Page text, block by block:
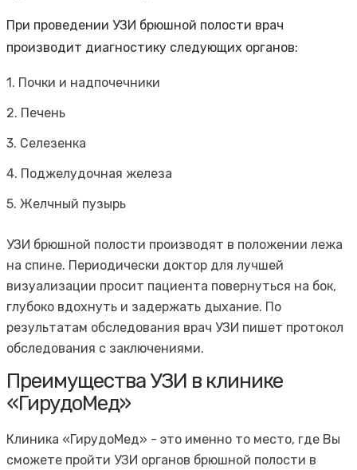
При проведении УЗИ брюшной полости врач
производит диагностику следующих органов:
1. Почки и надпочечники
2. Печень
3. Селезенка
4. Поджелудочная железа
5. Желчный пузырь
УЗИ брюшной полости производят в положении лежа
на спине. Периодически доктор для лучшей
визуализации просит пациента повернуться на бок,
глубоко вдохнуть и задержать дыхание. По
результатам обследования врач УЗИ пишет протокол
обследования с заключениями.
Преимущества УЗИ в клинике
«ГирудоМед»
Клиника «ГирудоМед» - это именно то место, где Вы
сможете пройти УЗИ органов брюшной полости в